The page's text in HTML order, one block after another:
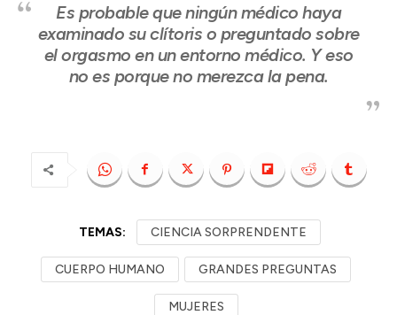
Es probable que ningún médico haya
examinado su clítoris o preguntado sobre
el orgasmo en un entorno médico. Y eso
no es porque no merezca la pena.
TEMAS: CIENCIA SORPRENDENTE
CUERPO HUMANO GRANDES PREGUNTAS
MUJERES